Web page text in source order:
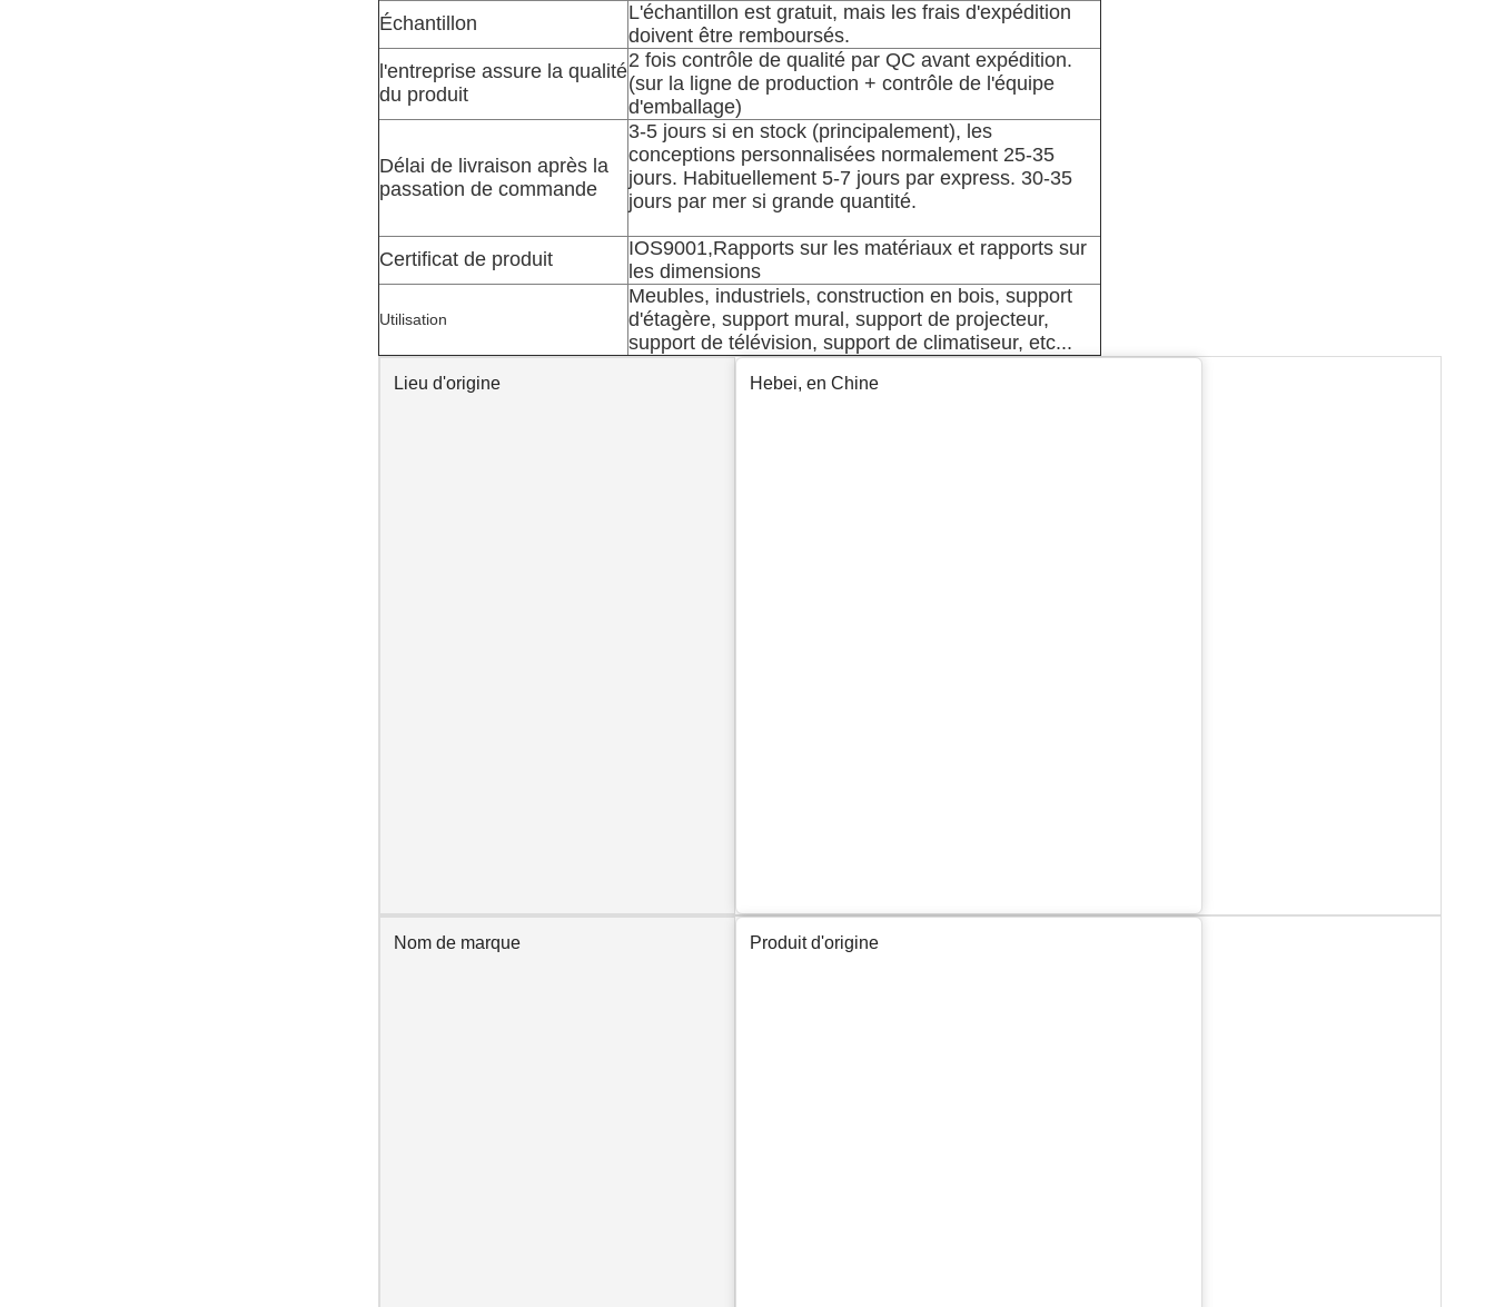
Échantillon
L'échantillon est gratuit, mais les frais d'expédition
doivent être remboursés.
l'entreprise assure la qualité
du produit
2 fois contrôle de qualité par QC avant expédition.
(sur la ligne de production + contrôle de l'équipe
d'emballage)
Délai de livraison après la
passation de commande
3-5 jours si en stock (principalement), les
conceptions personnalisées normalement 25-35
jours. Habituellement 5-7 jours par express. 30-35
jours par mer si grande quantité.
Certificat de produit
IOS9001,Rapports sur les matériaux et rapports sur
les dimensions
Utilisation
Meubles, industriels, construction en bois, support
d'étagère, support mural, support de projecteur,
support de télévision, support de climatiseur, etc...
Lieu d'origine Hebei, en Chine
Nom de marque Produit d'origine